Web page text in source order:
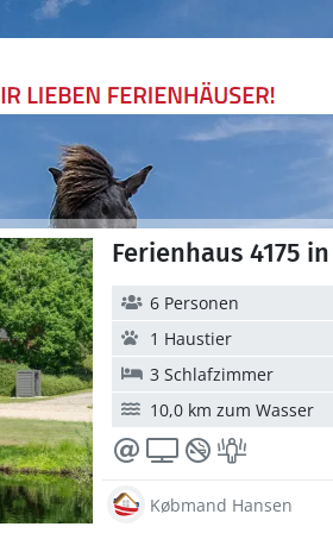
Ferienhaus 4175
6 Personen
1 Haustier
3 Schlafzimmer
10,0 km zum Wasser
Købmand Hansen